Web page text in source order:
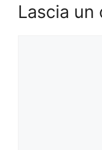
Lascia un